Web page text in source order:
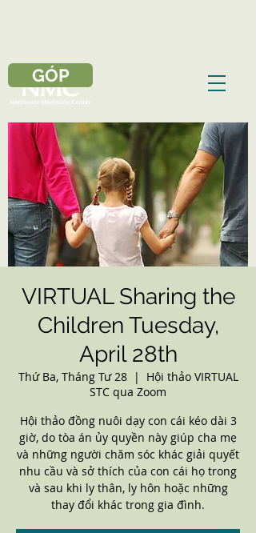
GÓP
VIRTUAL Sharing the
Children Tuesday,
April 28th
Thứ Ba, Tháng Tư 28
  |
Hội thảo VIRTUAL
STC qua Zoom
Hội thảo đồng nuôi dạy con cái kéo dài 3
giờ, do tòa án ủy quyền này giúp cha mẹ
và những người chăm sóc khác giải quyết
nhu cầu và sở thích của con cái họ trong
và sau khi ly thân, ly hôn hoặc những
thay đổi khác trong gia đình.